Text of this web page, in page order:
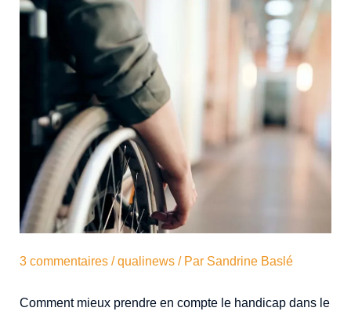
3 commentaires /qualinews / Par Sandrine Baslé
Comment mieux prendre en compte le handicap dans le